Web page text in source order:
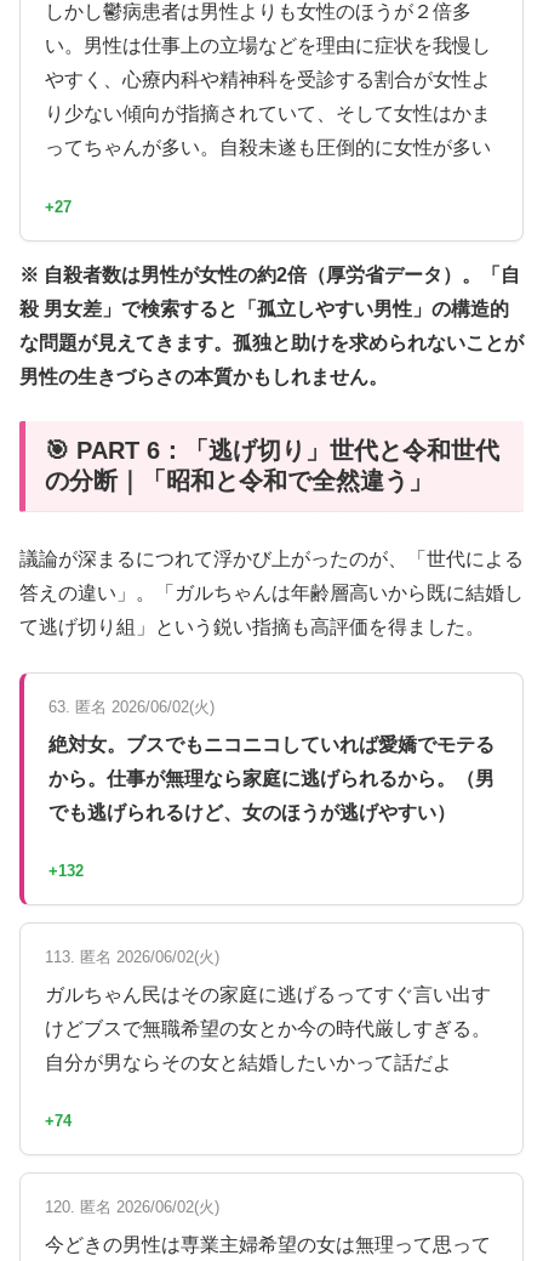
しかし鬱病患者は男性よりも女性のほうが２倍多
い。男性は仕事上の立場などを理由に症状を我慢し
やすく、心療内科や精神科を受診する割合が女性よ
り少ない傾向が指摘されていて、そして女性はかま
ってちゃんが多い。自殺未遂も圧倒的に女性が多い
+27
※ 自殺者数は男性が女性の約2倍（厚労省データ）。「自
殺 男女差」で検索すると「孤立しやすい男性」の構造的
な問題が見えてきます。孤独と助けを求められないことが
男性の生きづらさの本質かもしれません。
🎯 PART 6：「逃げ切り」世代と令和世代
の分断｜「昭和と令和で全然違う」
議論が深まるにつれて浮かび上がったのが、「世代による
答えの違い」。「ガルちゃんは年齢層高いから既に結婚し
て逃げ切り組」という鋭い指摘も高評価を得ました。
63. 匿名 2026/06/02(火)
絶対女。ブスでもニコニコしていれば愛嬌でモテる
から。仕事が無理なら家庭に逃げられるから。（男
でも逃げられるけど、女のほうが逃げやすい）
+132
113. 匿名 2026/06/02(火)
ガルちゃん民はその家庭に逃げるってすぐ言い出す
けどブスで無職希望の女とか今の時代厳しすぎる。
自分が男ならその女と結婚したいかって話だよ
+74
120. 匿名 2026/06/02(火)
今どきの男性は専業主婦希望の女は無理って思って